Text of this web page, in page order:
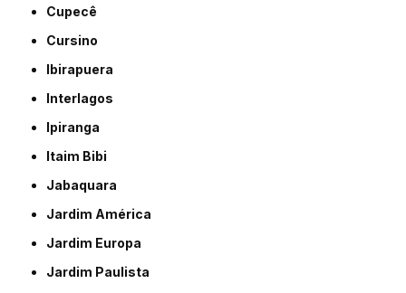
Cupecê
Cursino
Ibirapuera
Interlagos
Ipiranga
Itaim Bibi
Jabaquara
Jardim América
Jardim Europa
Jardim Paulista